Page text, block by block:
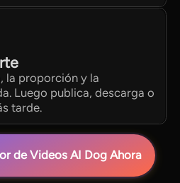
la proporción y la
Luego publica, descarga o
tarde.
de Videos AI Dog Ahora